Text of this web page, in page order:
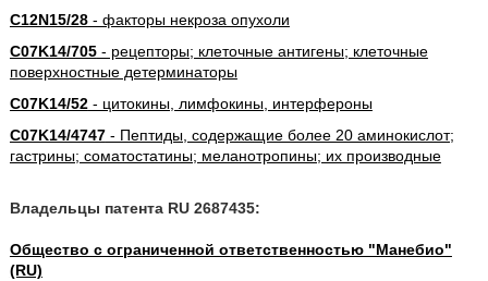
C12N15/28- факторы некроза опухоли
C07K14/705- рецепторы; клеточные антигены; клеточные
поверхностные детерминаторы
C07K14/52- цитокины, лимфокины, интерфероны
C07K14/4747- Пептиды, содержащие более 20 аминокислот;
гастрины; соматостатины; меланотропины; их производные
Владельцы патента RU 2687435:
Общество с ограниченной ответственностью "Манебио"
(RU)